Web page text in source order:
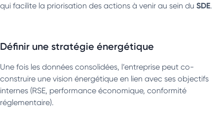
qui facilite la priorisation des actions à venir au sein du SDE.
Définir une stratégie énergétique
Une fois les données consolidées, l’entreprise peut co-
construire une vision énergétique en lien avec ses objectifs
internes (RSE, performance économique, conformité
réglementaire).